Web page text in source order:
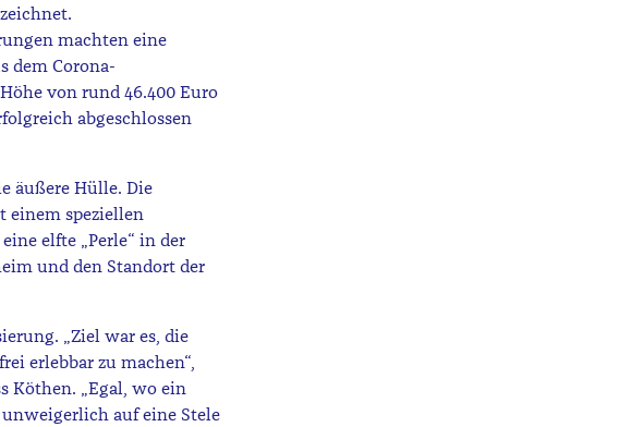
machten eine
dem Corona-
von rund 46.400 Euro
abgeschlossen
äußere Hülle. Die
einem speziellen
elfte „Perle“ in der
und den Standort der
„Ziel war es, die
erlebbar zu machen“,
Köthen. „Egal, wo ein
auf eine Stele